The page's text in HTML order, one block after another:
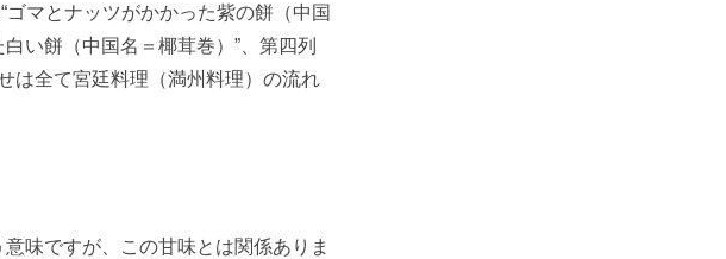
ゴマとナッツがかかった紫の餅（中国
い餅（中国名＝椰茸巻）”、第四列
は全て宮廷料理（満州料理）の流れ
味ですが、この甘味とは関係ありま